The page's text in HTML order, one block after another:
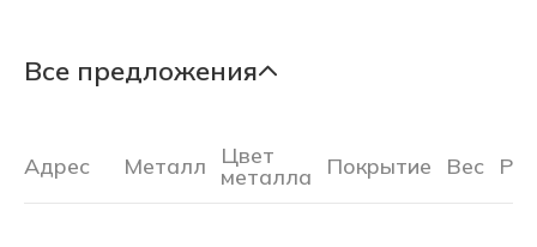
Все предложения
Адрес Металл Цвет
металла Покрытие Вес